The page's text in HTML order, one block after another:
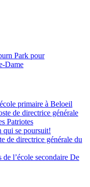
Park pour
Dame
primaire à Beloeil
de directrice générale
Patriotes
qui se poursuit!
de directrice générale du
de l’école secondaire De